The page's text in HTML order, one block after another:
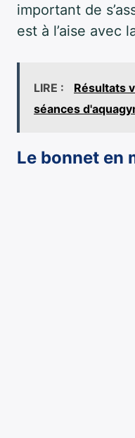
important de
est à l’aise avec
LIRE :
Résultats
séances
Le bonnet en